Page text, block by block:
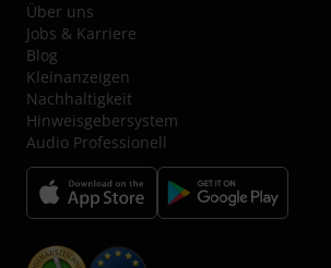
Über uns
Jobs & Karriere
Blog
Kleinanzeigen
Nachhaltigkeit
Hinweisgebersystem
Audio Professionell